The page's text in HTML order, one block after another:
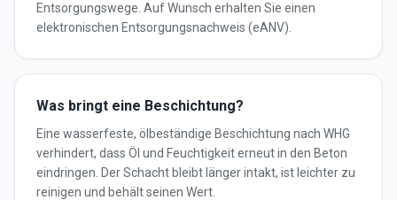
Entsorgungswege. Auf Wunsch erhalten Sie einen
elektronischen Entsorgungsnachweis (eANV).
Was bringt eine Beschichtung?
Eine wasserfeste, ölbeständige Beschichtung nach WHG
verhindert, dass Öl und Feuchtigkeit erneut in den Beton
eindringen. Der Schacht bleibt länger intakt, ist leichter zu
reinigen und behält seinen Wert.